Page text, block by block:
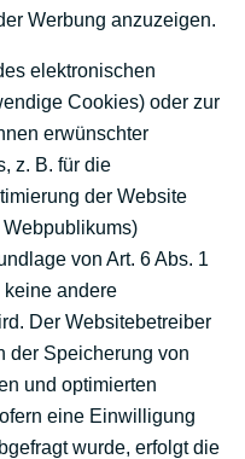
Werbung anzuzeigen.
elektronischen
Cookies) oder zur
erwünschter
z. B. für die
der Website
von Art. 6 Abs. 1
keine andere
Der Websitebetreiber
der Speicherung von
und optimierten
eine Einwilligung
wurde, erfolgt die